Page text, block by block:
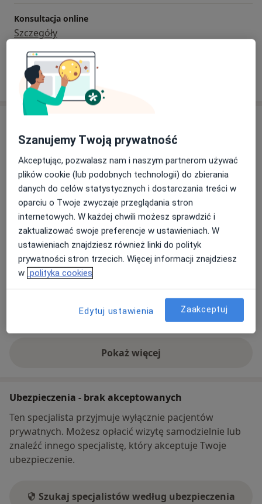
Konsultacja online
Szczegóły
W jaki sposób ustalane są ceny?
Online
Anna Jakubczyk gabinet dietetyczny
Słupsk,76-200Słupsk
Powiększ mapęotwiera się w nowej karcie
Dostępność
W tym gabinecie nie można umawiać wizyt przez
Co mam zrobić w tej sytuacji?
Pokaż więcej
o adresie
Ubezpieczenia - brak akceptowanych
Ten specjalista przyjmuje wyłącznie pacjentów
prywatnych. Możesz opłacić wizytę samodzielnie lub
znaleźć innego specjalistę, który akceptuje Twoje
ubezpieczenie.
Szukaj specjalistów według ubezpieczenia
Szanujemy Twoją prywatność
Akceptując, pozwalasz nam i naszym partnerom używać
plików cookie (lub podobnych technologii) do zbierania
danych do celów statystycznych i dostarczania treści w
oparciu o Twoje zwyczaje przeglądania stron
internetowych. W każdej chwili możesz sprawdzić i
zaktualizować swoje preferencje w ustawieniach. W
ustawieniach znajdziesz również linki do polityk
prywatności stron trzecich. Więcej informacji znajdziesz
w polityka cookies
Edytuj ustawienia Zaakceptuj